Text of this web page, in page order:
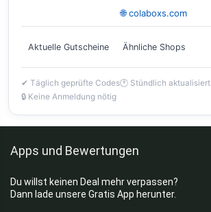
🌐 colaboxs.com
Aktuelle Gutscheine Ähnliche Shops
✔ Täglich geprüfte Codes🕐 Stündlich aktualisiert
🔒 Keine Anmeldung nötig
Apps und Bewertungen
Du willst keinen Deal mehr verpassen?
Dann lade unsere Gratis App herunter.